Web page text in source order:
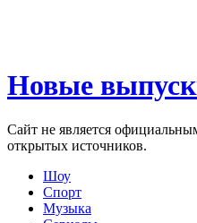
Новые
Сайт не является
открытых источников.
Шоу
Спорт
Музыка